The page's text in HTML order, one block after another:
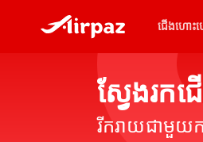
ជើងហោះហ
ស្វែងរក
រីករាយជាមួយ